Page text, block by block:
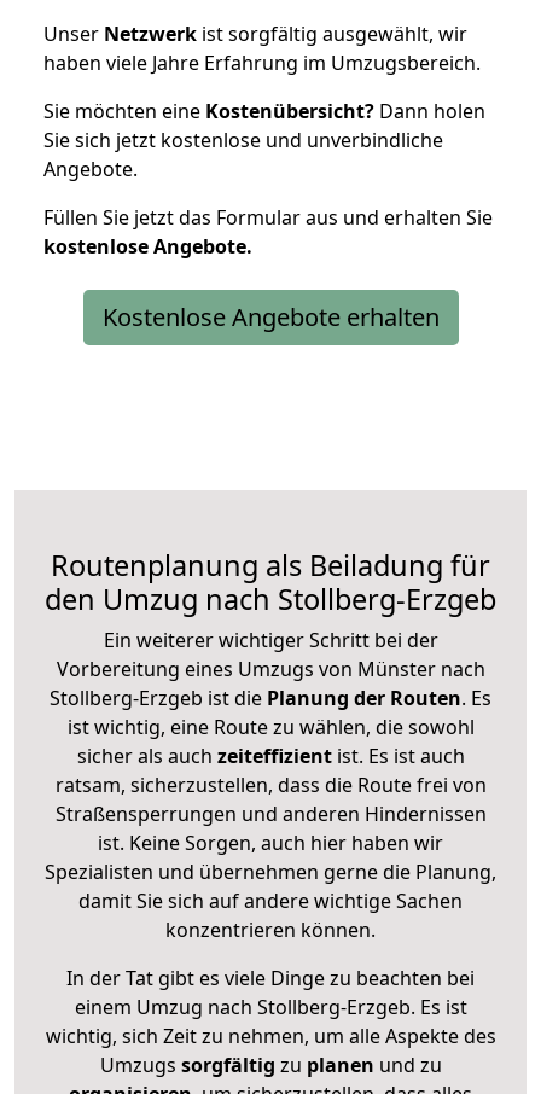
Unser Netzwerk ist sorgfältig ausgewählt, wir
haben viele Jahre Erfahrung im Umzugsbereich.
Sie möchten eine Kostenübersicht? Dann holen
Sie sich jetzt kostenlose und unverbindliche
Angebote.
Füllen Sie jetzt das Formular aus und erhalten Sie
kostenloseAngebote.
Kostenlose Angebote erhalten
Routenplanung als Beiladung für
den Umzug nach Stollberg-Erzgeb
Ein weiterer wichtiger Schritt bei der
Vorbereitung eines Umzugs von Münster nach
Stollberg-Erzgeb ist die Planung der Routen. Es
ist wichtig, eine Route zu wählen, die sowohl
sicher als auch zeiteffizientist. Es ist auch
ratsam, sicherzustellen, dass die Route frei von
Straßensperrungen und anderen Hindernissen
ist. Keine Sorgen, auch hier haben wir
Spezialisten und übernehmen gerne die Planung,
damit Sie sich auf andere wichtige Sachen
konzentrieren können.
In der Tat gibt es viele Dinge zu beachten bei
einem Umzug nach Stollberg-Erzgeb. Es ist
wichtig, sich Zeit zu nehmen, um alle Aspekte des
Umzugs sorgfältig zu planen und zu